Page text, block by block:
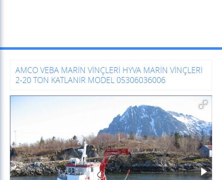
AMCO VEBA MARİN VİNÇLERİ HYVA MARİN VİNÇLERİ
2-20 TON KATLANIR MODEL 05306036006